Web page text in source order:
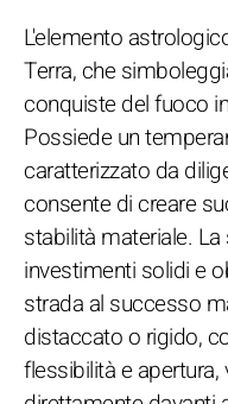
L'elemento
Terra, che
conquiste del fuoco
Possiede un
caratterizzato da
consente di creare
stabilità materiale.
investimenti solidi e
strada al successo
distaccato o rigido,
flessibilità e